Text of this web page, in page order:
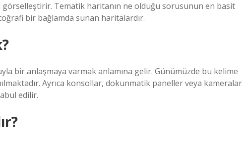
görselleştirir. Tematik haritanın ne olduğu sorusunun en basit
bir bağlamda sunan haritalardır.
bir anlaşmaya varmak anlamına gelir. Günümüzde bu kelime
Ayrıca konsollar, dokunmatik paneller veya kameralar
edilir.